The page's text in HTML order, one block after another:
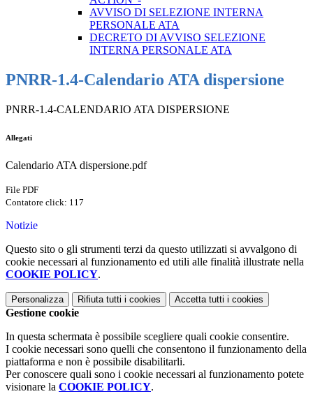
AVVISO DI SELEZIONE INTERNA
PERSONALE ATA
DECRETO DI AVVISO SELEZIONE
INTERNA PERSONALE ATA
PNRR-1.4-Calendario ATA dispersione
PNRR-1.4-CALENDARIO ATA DISPERSIONE
Allegati
Calendario ATA dispersione.pdf
File PDF
Contatore click: 117
Notizie
Questo sito o gli strumenti terzi da questo utilizzati si avvalgono di
cookie necessari al funzionamento ed utili alle finalità illustrate nella
COOKIE POLICY.
Personalizza Rifiuta tutti i cookies Accetta tutti i cookies
Gestione cookie
In questa schermata è possibile scegliere quali cookie consentire.
I cookie necessari sono quelli che consentono il funzionamento della
piattaforma e non è possibile disabilitarli.
Per conoscere quali sono i cookie necessari al funzionamento potete
visionare la COOKIE POLICY.